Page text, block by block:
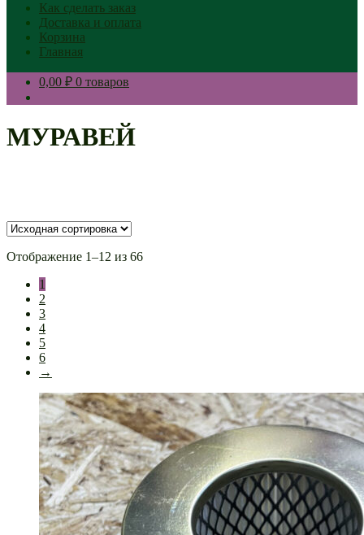
Как сделать заказ
Доставка и оплата
Корзина
Главная
0,00 ₽ 0 товаров
МУРАВЕЙ
Отображение 1–12 из 66
1
2
3
4
5
6
→